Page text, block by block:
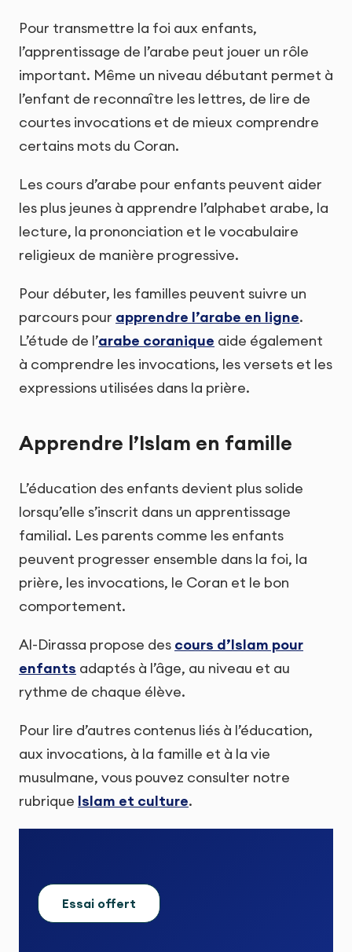
Pour transmettre la foi aux enfants,
l’apprentissage de l’arabe peut jouer un rôle
important. Même un niveau débutant permet à
l’enfant de reconnaître les lettres, de lire de
courtes invocations et de mieux comprendre
certains mots du Coran.
Les cours d’arabe pour enfants peuvent aider
les plus jeunes à apprendre l’alphabet arabe, la
lecture, la prononciation et le vocabulaire
religieux de manière progressive.
Pour débuter, les familles peuvent suivre un
parcours pour apprendre l’arabe en ligne.
L’étude de l’arabe coranique aide également
à comprendre les invocations, les versets et les
expressions utilisées dans la prière.
Apprendre l’Islam en famille
L’éducation des enfants devient plus solide
lorsqu’elle s’inscrit dans un apprentissage
familial. Les parents comme les enfants
peuvent progresser ensemble dans la foi, la
prière, les invocations, le Coran et le bon
comportement.
Al-Dirassa propose des cours d’Islam pour
enfants adaptés à l’âge, au niveau et au
rythme de chaque élève.
Pour lire d’autres contenus liés à l’éducation,
aux invocations, à la famille et à la vie
musulmane, vous pouvez consulter notre
rubrique Islam et culture.
Essai offert